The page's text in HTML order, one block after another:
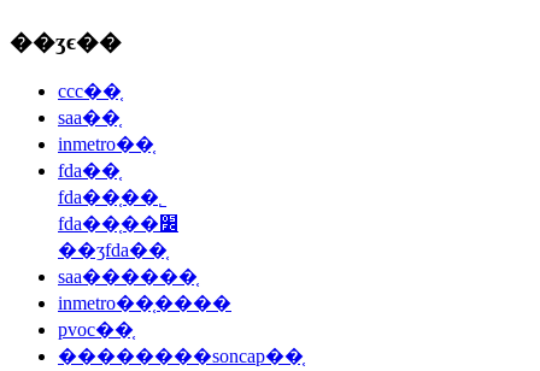
��ʒϵ��
ccc��֤
saa��֤
inmetro��֤
fda��֤
fda��֤��˾
fda��֤��׼
��ʒfda��֤
saa������֤
inmetro��֤����
pvoc��֤
��������soncap��֤